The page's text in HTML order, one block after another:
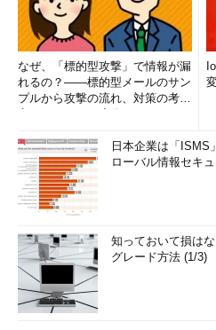
なぜ、「標的型攻撃」で情報が漏
れるの？――標的型メールのサン
プルから攻撃の流れ、対策の考え
日本企業は「
ローバル情報セキ
知っておいて損は
グレード方法 (1/3)